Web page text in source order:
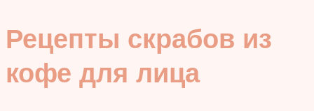
Рецепты скрабов из
кофе для лица